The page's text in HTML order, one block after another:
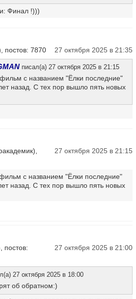
Финал !)))
постов: 7870 27 октября 2025 в 21:35
писал(а) 27 октября 2025 в 21:15
с названием "Ёлки последние"
назад. С тех пор вышло пять новых
27 октября 2025 в 21:15
с названием "Ёлки последние"
назад. С тех пор вышло пять новых
постов:
27 октября 2025 в 21:00
27 октября 2025 в 18:00
об обратном:)